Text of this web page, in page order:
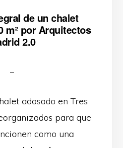
de un chalet
m² por Arquitectos
2.0
adosado en Tres
para que
como una